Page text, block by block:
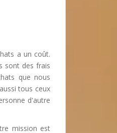
a un coût.
sont des frais
que nous
tous ceux
d'autre
mission est